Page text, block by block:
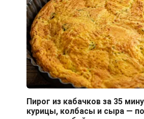
Пирог из кабачков за 35
курицы, колбасы и сыра —